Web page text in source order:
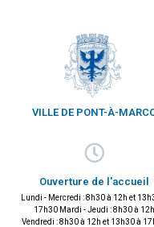
VILLE DE PONT-À-
Ouverture de l'accueil
Lundi - Mercredi : 8h30 à 12h et
17h30 Mardi - Jeudi : 8h30 à 12h
Vendredi : 8h30 à 12h et 13h30 à